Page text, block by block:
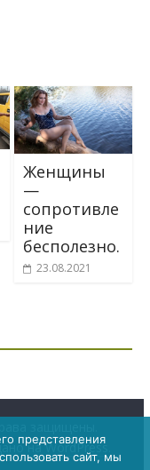
Женщины
—
сопротивле
ние
бесполезно.
23.08.2021
наWordPress
представления
сайт, мы